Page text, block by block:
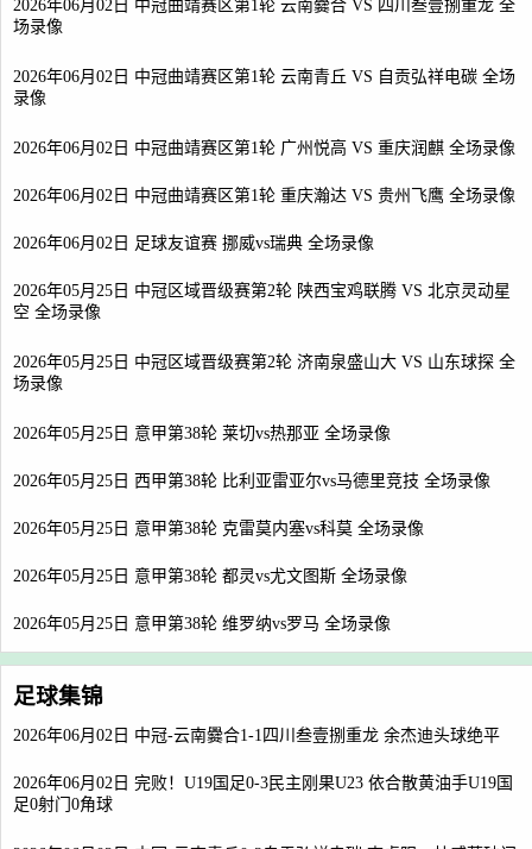
2026年06月02日 中冠曲靖赛区第1轮 云南爨合 VS 四川叁壹捌重龙 全
场录像
2026年06月02日 中冠曲靖赛区第1轮 云南青丘 VS 自贡弘祥电碳 全场
录像
2026年06月02日 中冠曲靖赛区第1轮 广州悦高 VS 重庆润麒 全场录像
2026年06月02日 中冠曲靖赛区第1轮 重庆瀚达 VS 贵州飞鹰 全场录像
2026年06月02日 足球友谊赛 挪威vs瑞典 全场录像
2026年05月25日 中冠区域晋级赛第2轮 陕西宝鸡联腾 VS 北京灵动星
空 全场录像
2026年05月25日 中冠区域晋级赛第2轮 济南泉盛山大 VS 山东球探 全
场录像
2026年05月25日 意甲第38轮 莱切vs热那亚 全场录像
2026年05月25日 西甲第38轮 比利亚雷亚尔vs马德里竞技 全场录像
2026年05月25日 意甲第38轮 克雷莫内塞vs科莫 全场录像
2026年05月25日 意甲第38轮 都灵vs尤文图斯 全场录像
2026年05月25日 意甲第38轮 维罗纳vs罗马 全场录像
足球集锦
2026年06月02日 中冠-云南爨合1-1四川叁壹捌重龙 余杰迪头球绝平
2026年06月02日 完败！U19国足0-3民主刚果U23 依合散黄油手U19国
足0射门0角球